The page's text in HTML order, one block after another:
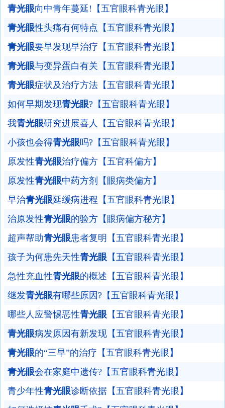
青光眼向中青年蔓延!【五官眼科青光眼】
青光眼性头痛有何特点【五官眼科青光眼】
青光眼要早发现早治疗【五官眼科青光眼】
青光眼与变异蛋白有关【五官眼科青光眼】
青光眼症状及治疗方法【五官眼科青光眼】
如何早期发现青光眼?【五官眼科青光眼】
我青光眼研究进展喜人【五官眼科青光眼】
小孩也会得青光眼吗?【五官眼科青光眼】
原发性青光眼治疗偏方【五官科偏方】
原发性青光眼中药方剂【眼病类偏方】
早治青光眼延缓病进程【五官眼科青光眼】
治原发性青光眼的验方【眼病偏方秘方】
超声帮助青光眼患者复明【五官眼科青光眼】
孩子为何患先天性青光眼 【五官眼科青光眼】
急性充血性青光眼的概述【五官眼科青光眼】
继发青光眼有哪些原因?【五官眼科青光眼】
哪些人应警惕恶性青光眼 【五官眼科青光眼】
青光眼病发原因有新发现【五官眼科青光眼】
青光眼的“三早”的治疗【五官眼科青光眼】
青光眼会在家庭中遗传?【五官眼科青光眼】
青少年性青光眼诊断依据【五官眼科青光眼】